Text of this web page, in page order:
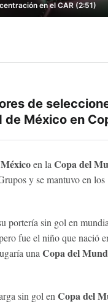
en el CAR (2:51)
de
México en
Méxicoen la Copa del
y se mantuvo en
portería sin gol en
fue el niño que nació
una Copa del
sin gol en Copa del